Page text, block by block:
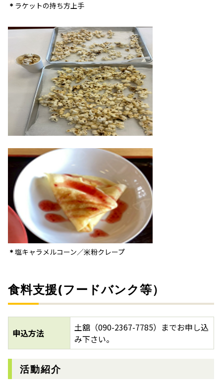
＊ ラケットの持ち方上手
＊塩キャラメルコーン／米粉クレープ
食料支援(フードバンク等）
申込方法
土舘（090-2367-7785）までお申し込
み下さい。
活動紹介